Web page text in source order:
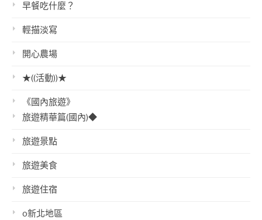
早餐吃什麼？
輕描淡寫
開心農場
★((活動))★
《國內旅遊》
旅遊精華篇(國內)◆
旅遊景點
旅遊美食
旅遊住宿
o新北地區